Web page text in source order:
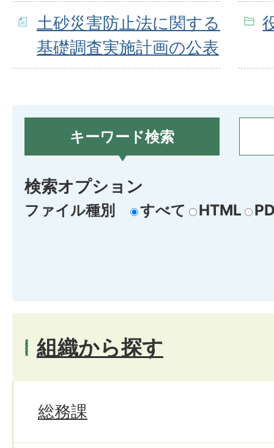
土砂災害防止法に関する
基礎調査実施計画の公表
キーワード検索
検索オプション
ファイル種別 すべて HTML
組織から探す
総務課